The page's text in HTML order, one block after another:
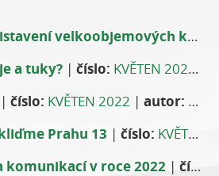
Harmonogram přistavení velkoobjemových kontejnerů
a tuky? |číslo: KVĚTEN 2022 |
|číslo: KVĚTEN 2022 |autor:
Prahu 13 |číslo: KVĚTEN 2022
komunikací v roce 2022 |číslo: